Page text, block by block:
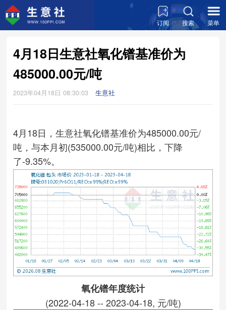
订阅 搜索 菜单
4月18日生意社氧化镨基准价为
485000.00元/吨
2023年04月18日 08:30:03 生意社
4月18日，生意社氧化镨基准价为485000.00元/
吨，与本月初(535000.00元/吨)相比，下降
了-9.35%。
氧化镨年度统计
(2022-04-18 -- 2023-04-18, 元/吨)